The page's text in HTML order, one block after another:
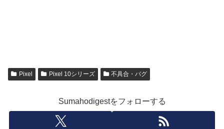
Pixel Pixel 10シリーズ 不具合・バグ
Sumahodigestをフォローする